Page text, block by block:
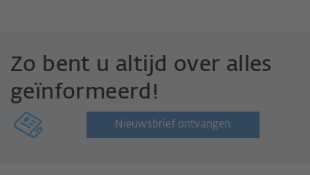
Zo bent u altijd over alles
geïnformeerd!
Nieuwsbrief ontvangen